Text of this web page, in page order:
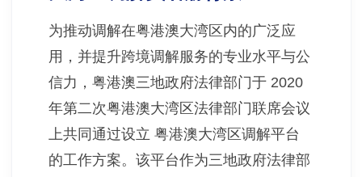
为推动调解在粤港澳大湾区内的广泛应
用，并提升跨境调解服务的专业水平与公
信力，粤港澳三地政府法律部门于 2020
年第二次粤港澳大湾区法律部门联席会议
上共同通过设立 粤港澳大湾区调解平台
的工作方案。该平台作为三地政府法律部